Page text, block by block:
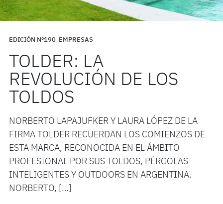
EDICIÓN Nº190 EMPRESAS
TOLDER: LA
REVOLUCIÓN DE LOS
TOLDOS
NORBERTO LAPAJUFKER Y LAURA LÓPEZ DE LA
FIRMA TOLDER RECUERDAN LOS COMIENZOS DE
ESTA MARCA, RECONOCIDA EN EL ÁMBITO
PROFESIONAL POR SUS TOLDOS, PÉRGOLAS
INTELIGENTES Y OUTDOORS EN ARGENTINA.
NORBERTO, […]